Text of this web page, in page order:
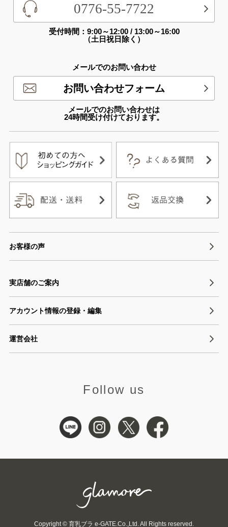
0776-55-7722
受付時間：9:00～12:00 / 13:00～16:00
（土日祝日除く）
メールでのお問い合わせ
お問い合わせフォーム
メールでのお問い合わせは
24時間受け付けております。
お客様の声
実店舗のご案内
アカウント情報の登録・編集
運営会社
Follow us
Copyright © 育乳ブラ e-GATE.Co.,Ltd. All Rights reserved.